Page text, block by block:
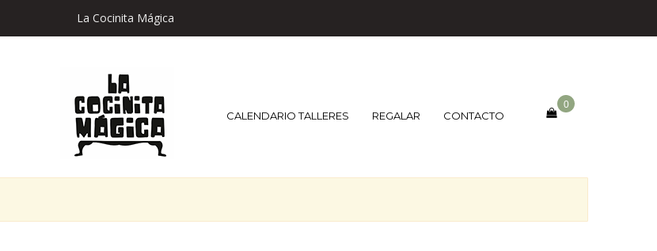
CALENDARIO TALLERES REGALAR CONTACTO
0
La Cocinita Mágica